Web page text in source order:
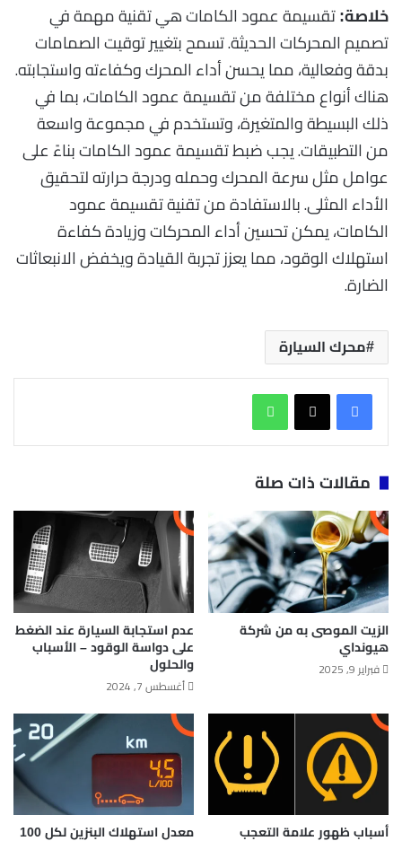
خلاصة: تقسيمة عمود الكامات هي تقنية مهمة في
تصميم المحركات الحديثة. تسمح بتغيير توقيت الصمامات
بدقة وفعالية، مما يحسن أداء المحرك وكفاءته واستجابته.
هناك أنواع مختلفة من تقسيمة عمود الكامات، بما في
ذلك البسيطة والمتغيرة، وتستخدم في مجموعة واسعة
من التطبيقات. يجب ضبط تقسيمة عمود الكامات بناءً على
عوامل مثل سرعة المحرك وحمله ودرجة حرارته لتحقيق
الأداء المثلى. بالاستفادة من تقنية تقسيمة عمود
الكامات، يمكن تحسين أداء المحركات وزيادة كفاءة
استهلاك الوقود، مما يعزز تجربة القيادة ويخفض الانبعاثات
الضارة.
محرك السيارة
مقالات ذات صلة
الزيت الموصى به من شركة
هيونداي
فبراير 9, 2025
عدم استجابة السيارة عند الضغط
على دواسة الوقود – الأسباب
والحلول
أغسطس 7, 2024
أسباب ظهور علامة التعجب
معدل استهلاك البنزين لكل 100